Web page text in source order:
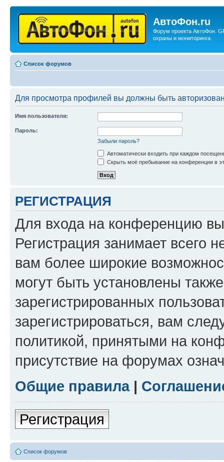
АвтоФон.ru
Форум проекта АвтоФон.
охраны и мониторинга.
Список форумов
Для просмотра профилей вы должны быть
Имя пользователя:
Пароль:
Забыли пароль?
Автоматически входить при каждом
Скрыть моё пребывание на конференции в
РЕГИСТРАЦИЯ
Для входа на конференцию
Регистрация занимает всего
вам более широкие
могут быть установлены
зарегистрированных
зарегистрироваться, вам
политикой, принятыми на
присутствие на форумах
Общие правила|
Регистрация
Список форумов